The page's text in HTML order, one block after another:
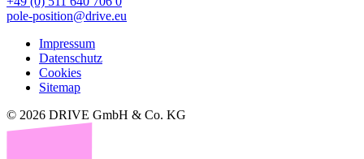
pole-position@drive.eu
Impressum
Datenschutz
Cookies
Sitemap
© 2026 DRIVE GmbH & Co. KG